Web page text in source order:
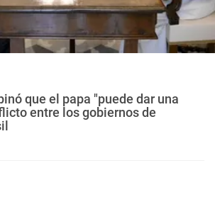
que el papa "puede dar una
entre los gobiernos de